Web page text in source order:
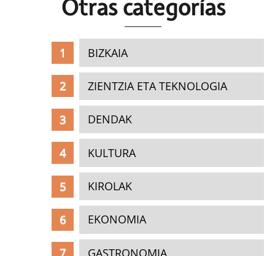
Otras categorías
BIZKAIA
ZIENTZIA ETA TEKNOLOGIA
DENDAK
KULTURA
KIROLAK
EKONOMIA
GASTRONOMIA